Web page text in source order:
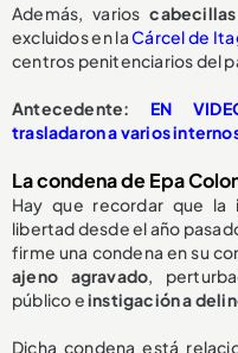
Además, varios
excluidos en laCárcel de
centros penitenciarios del
Antecedente: EN
trasladaron a varios
La condena de Epa
Hay que recordar que la
libertad desde el año
firme una condena en su
ajeno agravado ,
público einstigación a
Dicha condena está